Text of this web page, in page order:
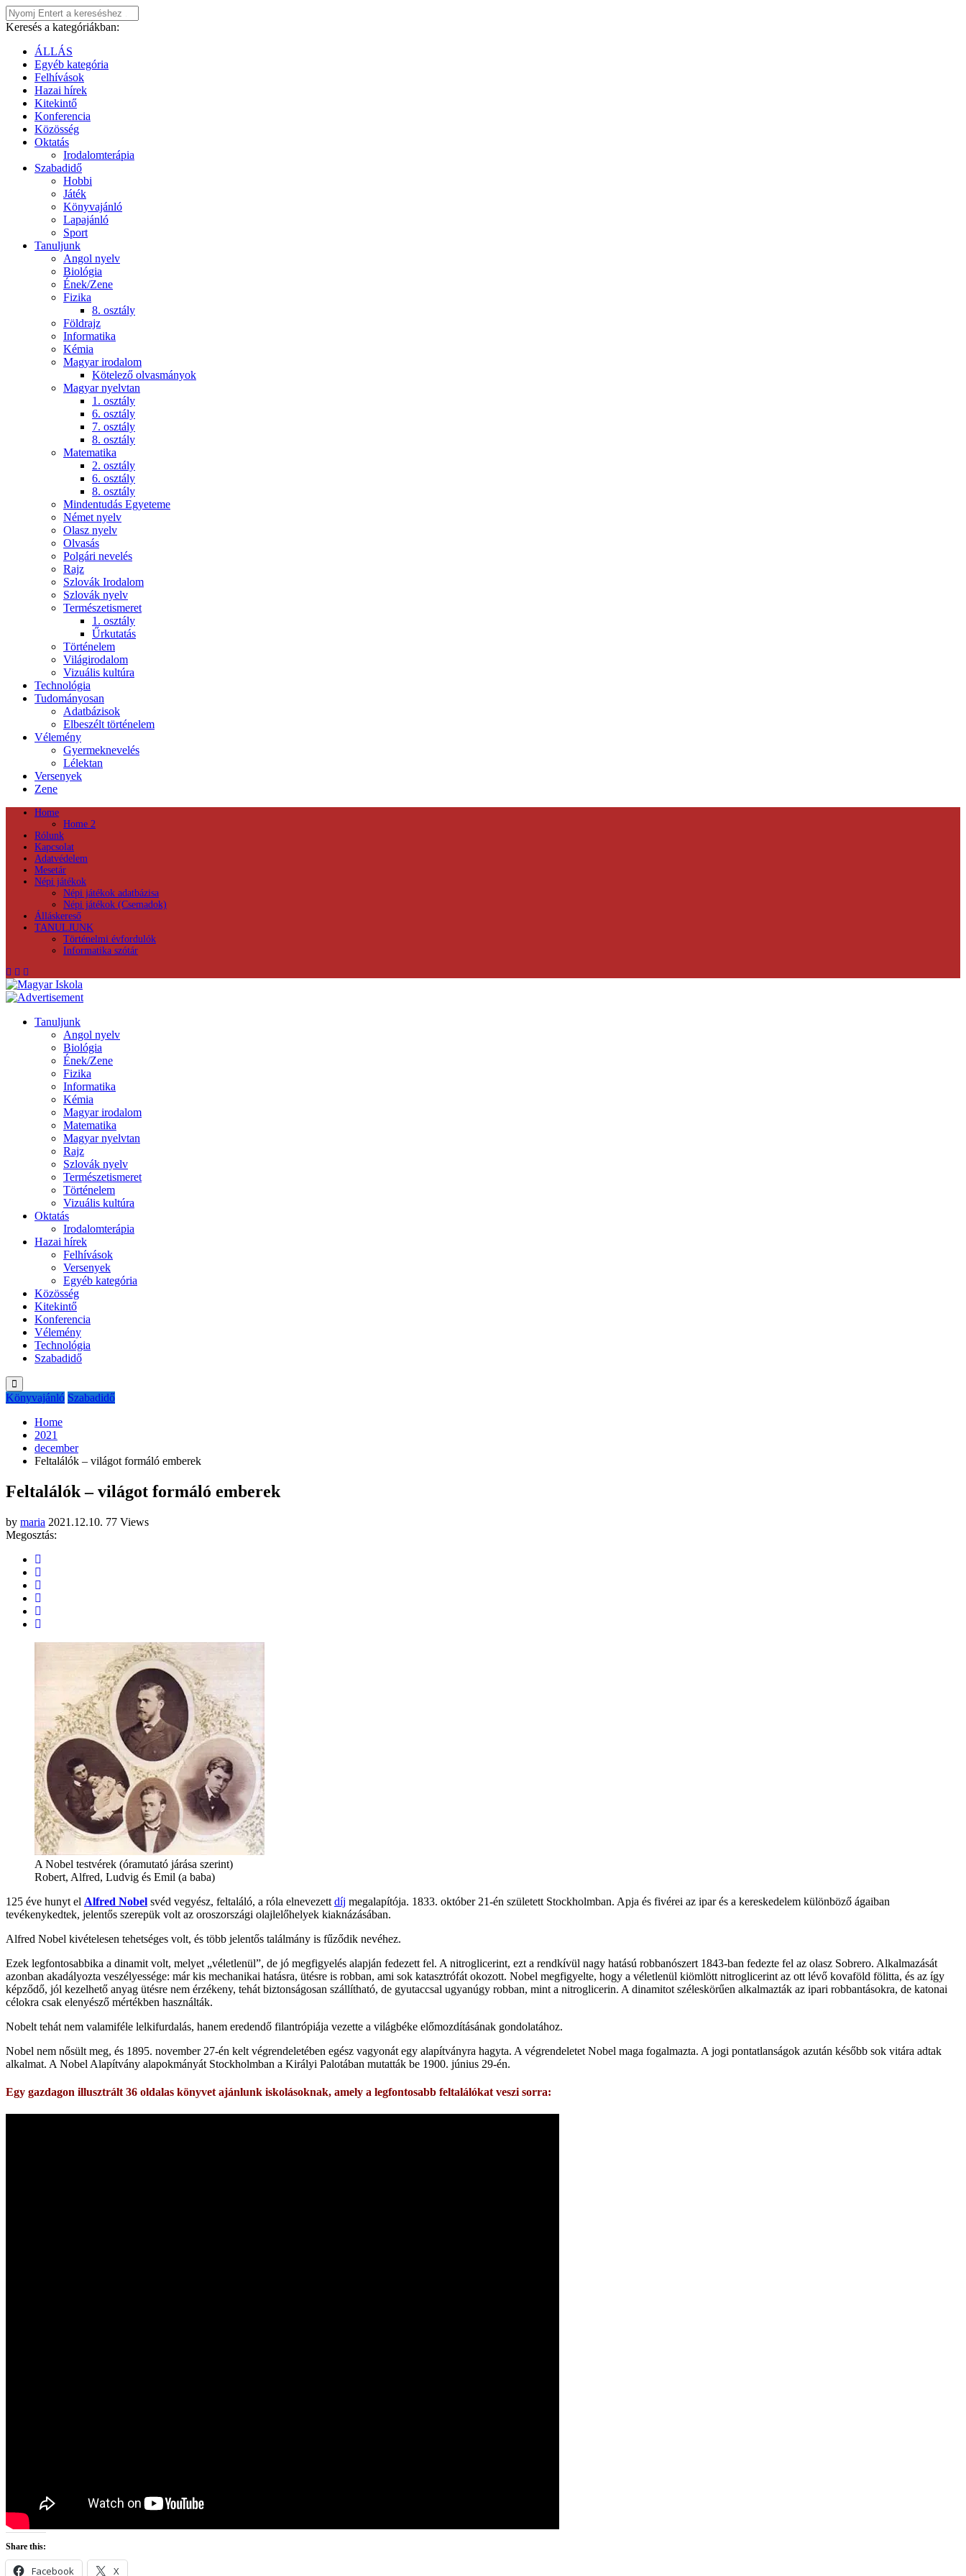
Keresés a kategóriákban:
ÁLLÁS
Egyéb kategória
Felhívások
Hazai hírek
Kitekintő
Konferencia
Közösség
Oktatás
Irodalomterápia
Szabadidő
Hobbi
Játék
Könyvajánló
Lapajánló
Sport
Tanuljunk
Angol nyelv
Biológia
Ének/Zene
Fizika
8. osztály
Földrajz
Informatika
Kémia
Magyar irodalom
Kötelező olvasmányok
Magyar nyelvtan
1. osztály
6. osztály
7. osztály
8. osztály
Matematika
2. osztály
6. osztály
8. osztály
Mindentudás Egyeteme
Német nyelv
Olasz nyelv
Olvasás
Polgári nevelés
Rajz
Szlovák Irodalom
Szlovák nyelv
Természetismeret
1. osztály
Űrkutatás
Történelem
Világirodalom
Vizuális kultúra
Technológia
Tudományosan
Adatbázisok
Elbeszélt történelem
Vélemény
Gyermeknevelés
Lélektan
Versenyek
Zene
Home
Home 2
Rólunk
Kapcsolat
Adatvédelem
Mesetár
Népi játékok
Népi játékok adatbázisa
Népi játékok (Csemadok)
Álláskereső
TANULJUNK
Történelmi évfordulók
Informatika szótár
Tanuljunk
Angol nyelv
Biológia
Ének/Zene
Fizika
Informatika
Kémia
Magyar irodalom
Matematika
Magyar nyelvtan
Rajz
Szlovák nyelv
Természetismeret
Történelem
Vizuális kultúra
Oktatás
Irodalomterápia
Hazai hírek
Felhívások
Versenyek
Egyéb kategória
Közösség
Kitekintő
Konferencia
Vélemény
Technológia
Szabadidő
Könyvajánló Szabadidő
Home
2021
december
Feltalálók – világot formáló emberek
Feltalálók – világot formáló emberek
by maria 2021.12.10. 77 Views
Megosztás:
A Nobel testvérek (óramutató járása szerint)
Robert, Alfred, Ludvig és Emil (a baba)
125 éve hunyt el Alfred Nobel svéd vegyész, feltaláló, a róla elnevezett díj megalapítója. 1833. október 21-én született Stockholmban. Apja és fivérei az ipar és a kereskedelem különböző ágaiban
tevékenykedtek, jelentős szerepük volt az oroszországi olajlelőhelyek kiaknázásában.
Alfred Nobel kivételesen tehetséges volt, és több jelentős találmány is fűződik nevéhez.
Ezek legfontosabbika a dinamit volt, melyet „véletlenül”, de jó megfigyelés alapján fedezett fel. A nitroglicerint, ezt a rendkívül nagy hatású robbanószert 1843-ban fedezte fel az olasz Sobrero. Alkalmazását
azonban akadályozta veszélyessége: már kis mechanikai hatásra, ütésre is robban, ami sok katasztrófát okozott. Nobel megfigyelte, hogy a véletlenül kiömlött nitroglicerint az ott lévő kovaföld fölitta, és az így
képződő, jól kezelhető anyag ütésre nem érzékeny, tehát biztonságosan szállítható, de gyutaccsal ugyanúgy robban, mint a nitroglicerin. A dinamitot széleskörűen alkalmazták az ipari robbantásokra, de katonai
célokra csak elenyésző mértékben használták.
Nobelt tehát nem valamiféle lelkifurdalás, hanem eredendő filantrópiája vezette a világbéke előmozdításának gondolatához.
Nobel nem nősült meg, és 1895. november 27-én kelt végrendeletében egész vagyonát egy alapítványra hagyta. A végrendeletet Nobel maga fogalmazta. A jogi pontatlanságok azután később sok vitára adtak
alkalmat. A Nobel Alapítvány alapokmányát Stockholmban a Királyi Palotában mutatták be 1900. június 29-én.
Egy gazdagon illusztrált 36 oldalas könyvet ajánlunk iskolásoknak, amely a legfontosabb feltalálókat veszi sorra:
Share this:
Facebook X